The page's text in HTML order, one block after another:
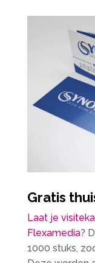
Gratis
Laat je
Flexamedia?
1000 stuks,